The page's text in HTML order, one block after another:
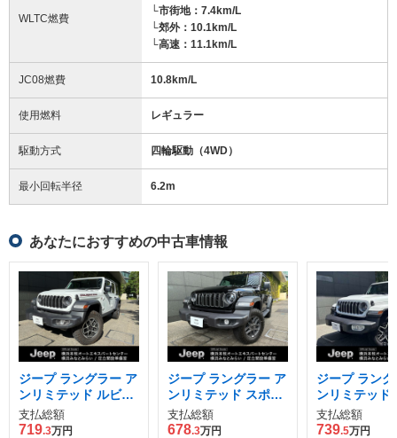
WLTC燃費
└市街地：7.4km/L
└郊外：10.1km/L
└高速：11.1km/L
JC08燃費 10.8km/L
使用燃料 レギュラー
駆動方式 四輪駆動（4WD）
最小回転半径 6.2m
あなたにおすすめの中古車情報
ジープ ラングラー ア
ンリミテッド ルビコ
ン 4WD
支払総額
719.3万円
ジープ ラングラー ア
ンリミテッド スポー
ツ 4WD
支払総額
678.3万円
ジープ ラン
ンリミテッド
4WD
支払総額
739.5万円